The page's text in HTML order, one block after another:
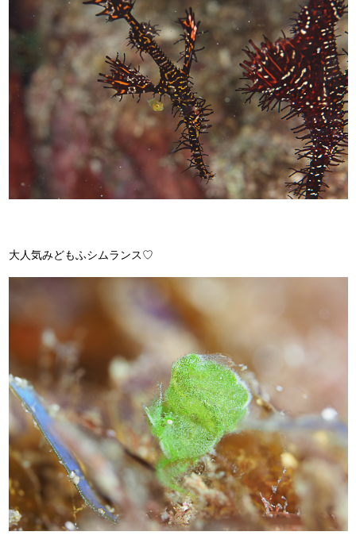
大人気みどもふシムランス♡